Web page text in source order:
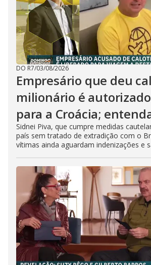
DO R7/03/08/2026
Empresário que deu
milionário é
para a Croácia;
Sidnei Piva, que cumpre medidas
país sem tratado de extradição com o
vítimas ainda aguardam indenizações e